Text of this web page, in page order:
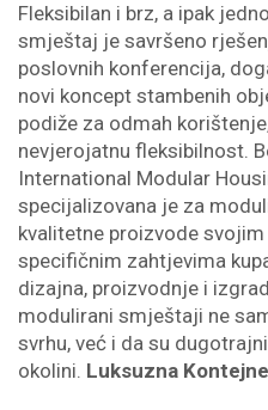
Fleksibilan i brz, a ipak
smještaj je savršeno
poslovnih konferencija,
novi koncept stambenih
podiže za odmah
nevjerojatnu fleksibilnost.
International Modular
specijalizovana je za
kvalitetne proizvode
specifičnim zahtjevima
dizajna, proizvodnje i
modulirani smještaji ne
svrhu, već i da su
okolini. Luksuzna